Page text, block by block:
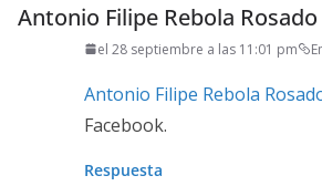
Antonio Filipe Rebola Rosado
el 28 septiembre a las 11:01 pm
Antonio Filipe Rebola
Facebook.
Respuesta